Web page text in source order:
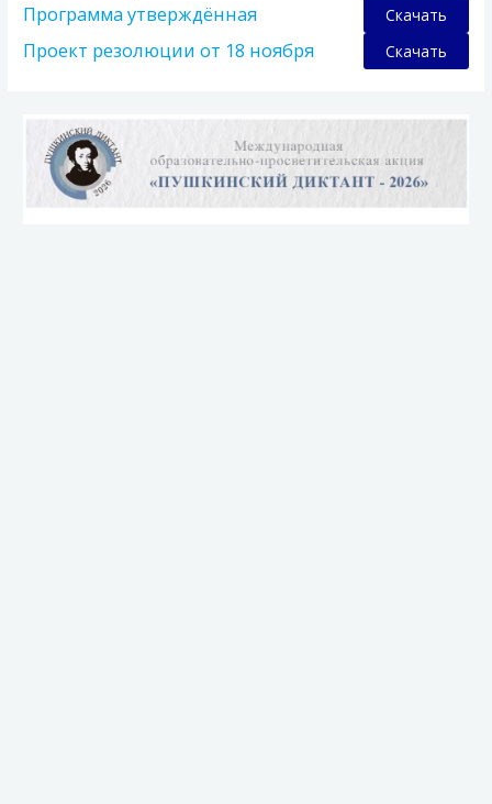
Программа утверждённая Скачать
Проект резолюции от 18 ноября Скачать